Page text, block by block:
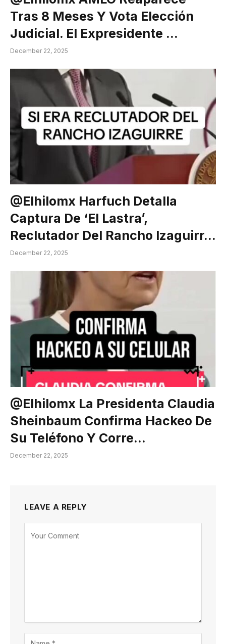
Tras 8 Meses Y Vota Elección
Judicial. El Expresidente …
December 22, 2025
@elhilomx Harfuch Detalla
Captura De ‘El Lastra’,
Reclutador Del Rancho Izaguirr…
December 22, 2025
@elhilomx La Presidenta Claudia
Sheinbaum Confirma Hackeo De
Su Teléfono Y Corre…
December 22, 2025
LEAVE A REPLY